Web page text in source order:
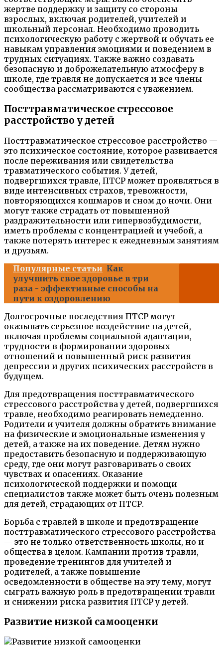
жертве поддержку и защиту со стороны
взрослых, включая родителей, учителей и
школьный персонал. Необходимо проводить
психологическую работу с жертвой и обучать ее
навыкам управления эмоциями и поведением в
трудных ситуациях. Также важно создавать
безопасную и доброжелательную атмосферу в
школе, где травля не допускается и все члены
сообщества рассматриваются с уважением.
Посттравматическое стрессовое
расстройство у детей
Посттравматическое стрессовое расстройство —
это психическое состояние, которое развивается
после переживания или свидетельства
травматического события. У детей,
подвергшихся травле, ПТСР может проявляться в
виде интенсивных страхов, тревожности,
повторяющихся кошмаров и сном до ночи. Они
могут также страдать от повышенной
раздражительности или гипервозбудимости,
иметь проблемы с концентрацией и учебой, а
также потерять интерес к ежедневным занятиям
и друзьям.
Популярные статьи Как
улучшить свое здоровье в три
раза - эффективные способы на
пути к оздоровлению
Долгосрочные последствия ПТСР могут
оказывать серьезное воздействие на детей,
включая проблемы социальной адаптации,
трудности в формировании здоровых
отношений и повышенный риск развития
депрессии и других психических расстройств в
будущем.
Для предотвращения посттравматического
стрессового расстройства у детей, подвергшихся
травле, необходимо реагировать немедленно.
Родители и учителя должны обратить внимание
на физические и эмоциональные изменения у
детей, а также на их поведение. Детям нужно
предоставить безопасную и поддерживающую
среду, где они могут разговаривать о своих
чувствах и опасениях. Оказание
психологической поддержки и помощи
специалистов также может быть очень полезным
для детей, страдающих от ПТСР.
Борьба с травлей в школе и предотвращение
посттравматического стрессового расстройства
— это не только ответственность школы, но и
общества в целом. Кампании против травли,
проведение тренингов для учителей и
родителей, а также повышение
осведомленности в обществе на эту тему, могут
сыграть важную роль в предотвращении травли
и снижении риска развития ПТСР у детей.
Развитие низкой самооценки